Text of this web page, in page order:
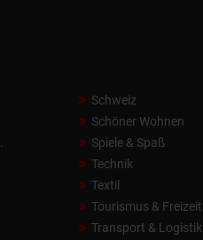
Schweiz
Schöner Wohnen
Spiele & Spaß
Technik
Textil
Tourismus & Freizeit
Transport & Logistik